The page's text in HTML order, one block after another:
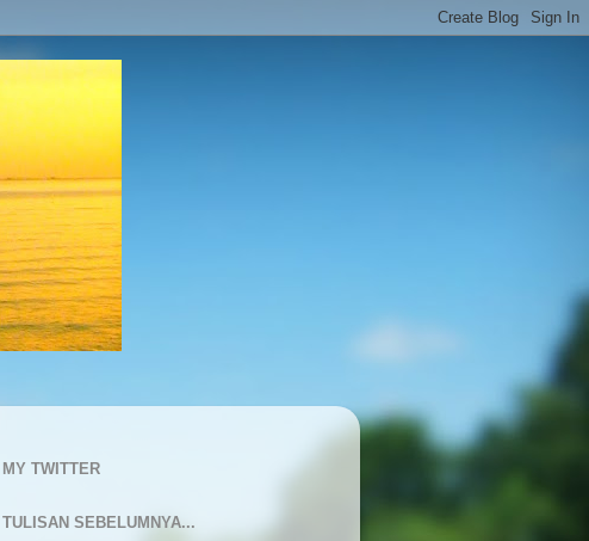
MY TWITTER
TULISAN SEBELUMNYA...